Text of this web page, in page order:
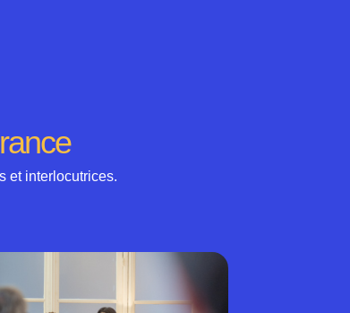
et interlocutrices.